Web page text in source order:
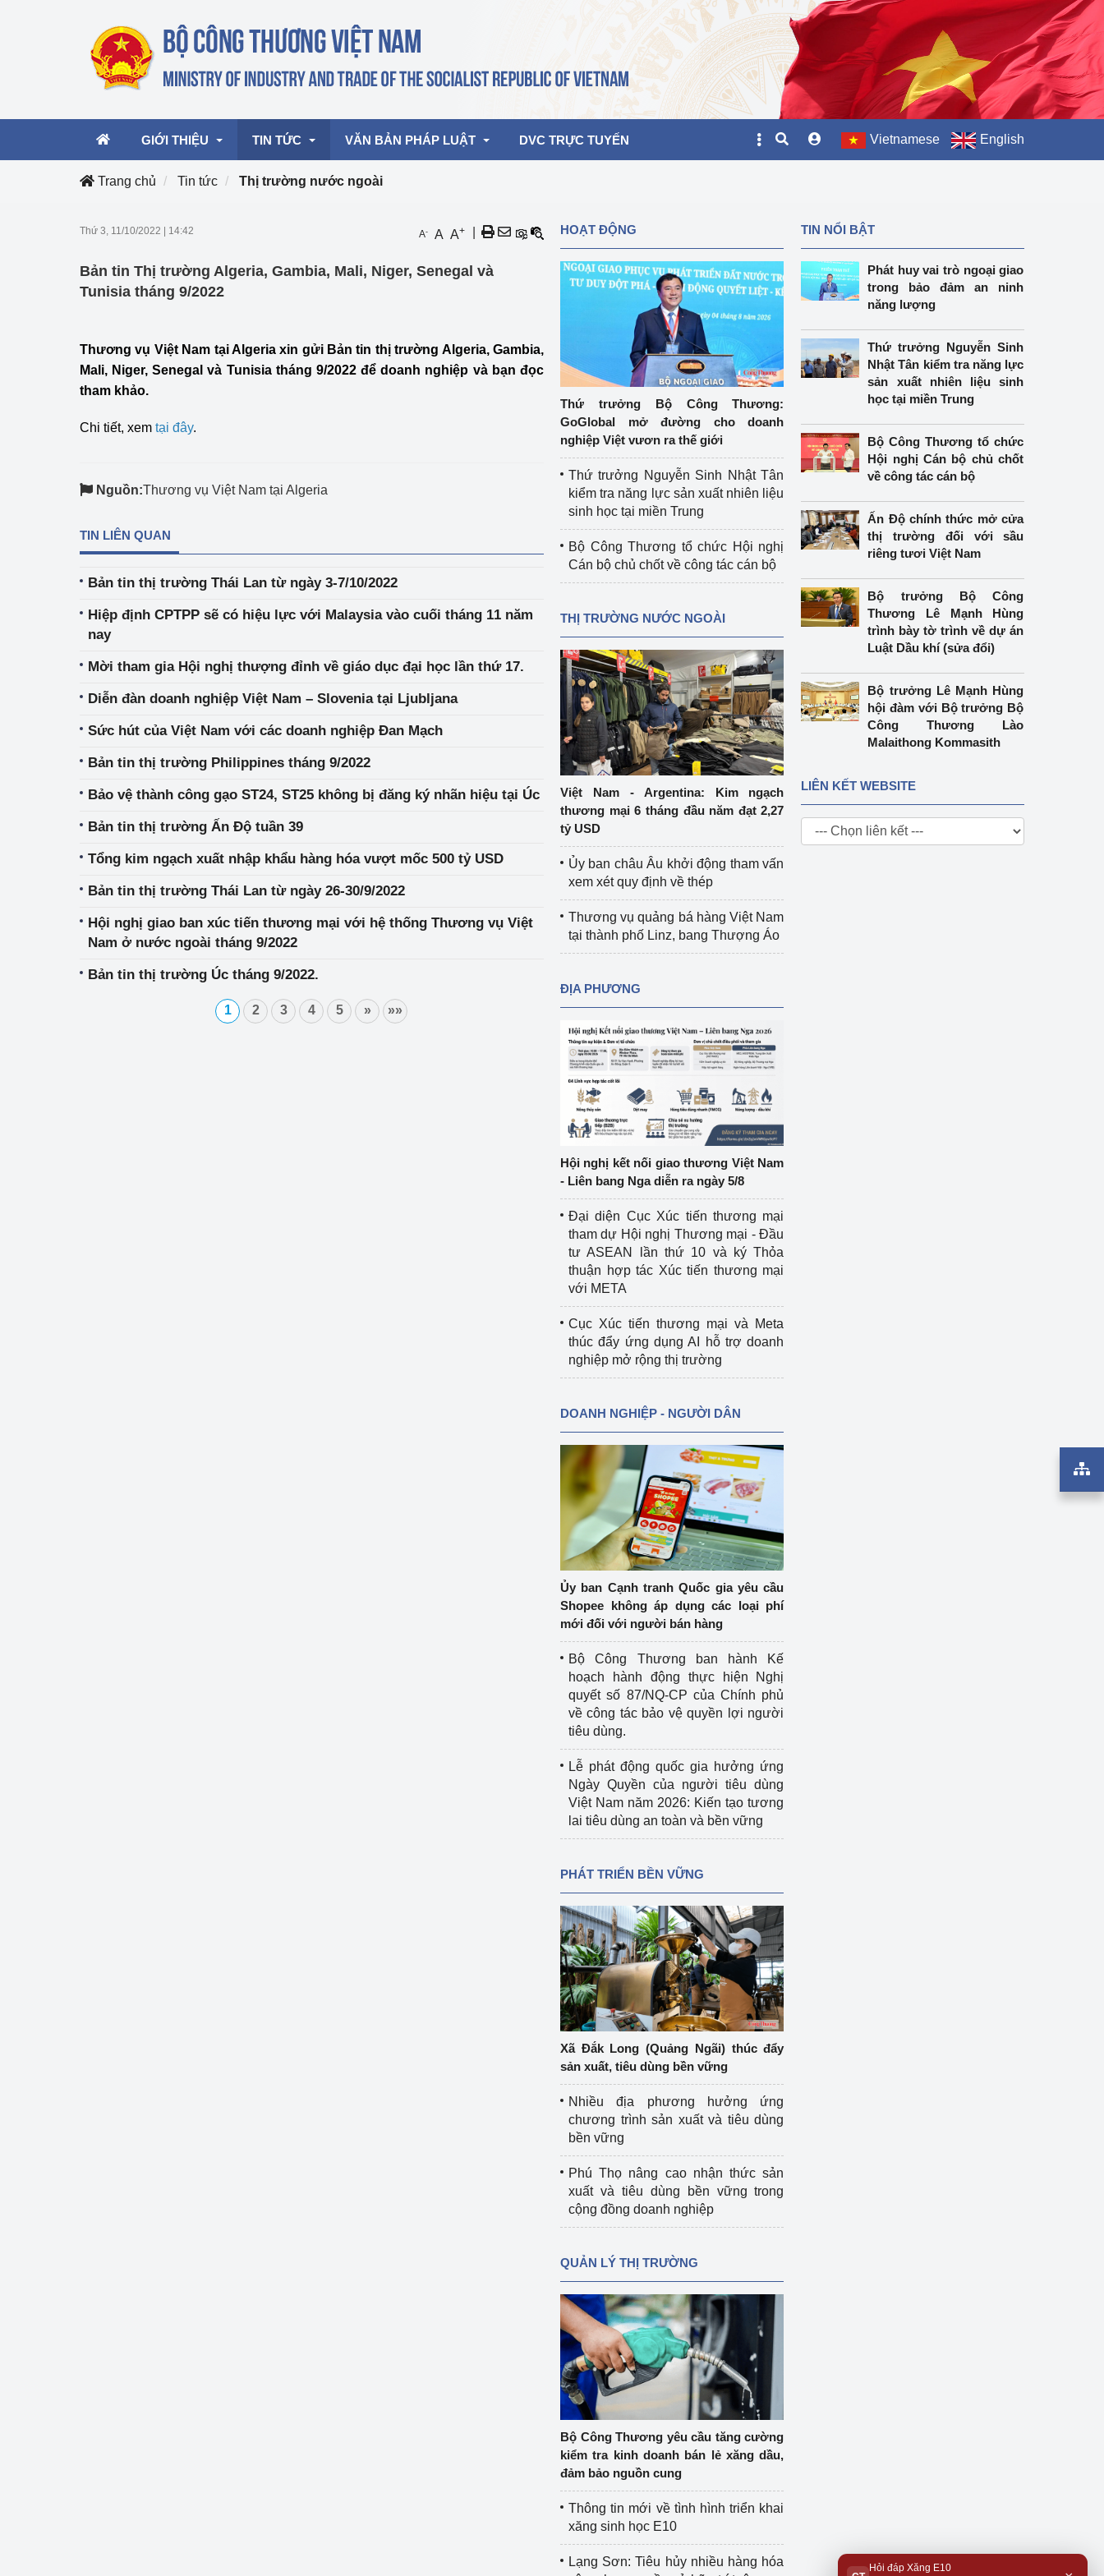
GIỚI THIỆU
Cơ cấu tổ chức
TIN TỨC
Hoạt động của Lãnh đạo Bộ
mại, Dịch vụ Việt Nam 2026
Hoạt động của Bộ trưởng
Công Thương - Công luận
Họp báo
Bản tin Thị trường Nông Lâm Thủy sản
Phát triển bền vững
Tổ chức kiểm định
Tổ chức kiểm định kỹ thuật an toàn lao
động thuộc thẩm quyền quản lý của
Tổ chức được cấp GCN đăng ký, hoạt
động kiểm định thiết bị, dụng cụ điện
làm việc ở môi trường không có nguy
Cơ sở sản xuất, sửa chữa chai chứa
LPG
Tổ chức huấn luyện, bồi dưỡng
nghiệp vụ kiểm định kỹ thuật an toàn
Văn hóa ngành Công Thương
Tái cơ cấu ngành Công Thương
Quản lý thị trường
Sử dụng năng lượng tiết kiệm và
Hiệu quả năng lượng
tạo
Thông báo
Doanh nghiệp - Người dân
Xúc tiến thương mại
Khu vực miền Trung
Thị trường nước ngoàiHiệp định EVFTA
VĂN BẢN PHÁP LUẬT DVC TRỰC TUYẾN Vietnamese English
Trang chủ Tin tức Thị trường nước ngoài
Thứ 3, 11/10/2022 14:42 A- A A+
Bản tin Thị trường Algeria, Gambia, Mali, Niger, Senegal và
Tunisia tháng 9/2022
Thương vụ Việt Nam tại Algeria xin gửi Bản tin thị trường Algeria, Gambia,
Mali, Niger, Senegal và Tunisia tháng 9/2022 để doanh nghiệp và bạn đọc
tham khảo.
Chi tiết, xem tại đây.
Nguồn:Thương vụ Việt Nam tại Algeria
TIN LIÊN QUAN
Bản tin thị trường Thái Lan từ ngày 3-7/10/2022
Hiệp định CPTPP sẽ có hiệu lực với Malaysia vào cuối tháng 11 năm
nay
Mời tham gia Hội nghị thượng đỉnh về giáo dục đại học lần thứ 17.
Diễn đàn doanh nghiệp Việt Nam – Slovenia tại Ljubljana
Sức hút của Việt Nam với các doanh nghiệp Đan Mạch
Bản tin thị trường Philippines tháng 9/2022
Bảo vệ thành công gạo ST24, ST25 không bị đăng ký nhãn hiệu tại Úc
Bản tin thị trường Ấn Độ tuần 39
Tổng kim ngạch xuất nhập khẩu hàng hóa vượt mốc 500 tỷ USD
Bản tin thị trường Thái Lan từ ngày 26-30/9/2022
Hội nghị giao ban xúc tiến thương mại với hệ thống Thương vụ Việt
Nam ở nước ngoài tháng 9/2022
Bản tin thị trường Úc tháng 9/2022.
1 2 3 4 5 » »»
HOẠT ĐỘNG
Thứ trưởng Bộ Công Thương:
GoGlobal mở đường cho doanh
nghiệp Việt vươn ra thế giới
Thứ trưởng Nguyễn Sinh Nhật Tân
kiểm tra năng lực sản xuất nhiên liệu
sinh học tại miền Trung
Bộ Công Thương tổ chức Hội nghị
Cán bộ chủ chốt về công tác cán bộ
THỊ TRƯỜNG NƯỚC NGOÀI
Việt Nam - Argentina: Kim ngạch
thương mại 6 tháng đầu năm đạt 2,27
tỷ USD
Ủy ban châu Âu khởi động tham vấn
xem xét quy định về thép
Thương vụ quảng bá hàng Việt Nam
tại thành phố Linz, bang Thượng Áo
ĐỊA PHƯƠNG
Hội nghị kết nối giao thương Việt Nam
- Liên bang Nga diễn ra ngày 5/8
Đại diện Cục Xúc tiến thương mại
tham dự Hội nghị Thương mại - Đầu
tư ASEAN lần thứ 10 và ký Thỏa
thuận hợp tác Xúc tiến thương mại
với META
Cục Xúc tiến thương mại và Meta
thúc đẩy ứng dụng AI hỗ trợ doanh
nghiệp mở rộng thị trường
DOANH NGHIỆP - NGƯỜI DÂN
Ủy ban Cạnh tranh Quốc gia yêu cầu
Shopee không áp dụng các loại phí
mới đối với người bán hàng
Bộ Công Thương ban hành Kế
hoạch hành động thực hiện Nghị
quyết số 87/NQ-CP của Chính phủ
về công tác bảo vệ quyền lợi người
tiêu dùng.
Lễ phát động quốc gia hưởng ứng
Ngày Quyền của người tiêu dùng
Việt Nam năm 2026: Kiến tạo tương
lai tiêu dùng an toàn và bền vững
PHÁT TRIỂN BỀN VỮNG
Xã Đắk Long (Quảng Ngãi) thúc đẩy
sản xuất, tiêu dùng bền vững
Nhiều địa phương hưởng ứng
chương trình sản xuất và tiêu dùng
bền vững
Phú Thọ nâng cao nhận thức sản
xuất và tiêu dùng bền vững trong
cộng đồng doanh nghiệp
QUẢN LÝ THỊ TRƯỜNG
Bộ Công Thương yêu cầu tăng cường
kiểm tra kinh doanh bán lẻ xăng dầu,
đảm bảo nguồn cung
Thông tin mới về tình hình triển khai
xăng sinh học E10
Lạng Sơn: Tiêu hủy nhiều hàng hóa
TIN NỔI BẬT
Phát huy vai trò ngoại giao
trong bảo đảm an ninh
năng lượng
Thứ trưởng Nguyễn Sinh
Nhật Tân kiểm tra năng lực
sản xuất nhiên liệu sinh
học tại miền Trung
Bộ Công Thương tổ chức
Hội nghị Cán bộ chủ chốt
về công tác cán bộ
Ấn Độ chính thức mở cửa
thị trường đối với sầu
riêng tươi Việt Nam
Bộ trưởng Bộ Công
Thương Lê Mạnh Hùng
trình bày tờ trình về dự án
Luật Dầu khí (sửa đổi)
Bộ trưởng Lê Mạnh Hùng
hội đàm với Bộ trưởng Bộ
Công Thương Lào
Malaithong Kommasith
LIÊN KẾT WEBSITE
Hỏi đáp Xăng E10